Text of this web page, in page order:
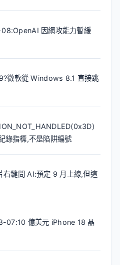
因網攻能力暫緩
微軟從 Windows 8.1 直接跳
錄指標,不是陷阱編號
鍵問 AI:預定 9 月上線,但這
07:10 億美元 iPhone 18 晶